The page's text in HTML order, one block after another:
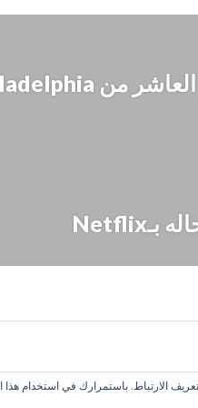
الارتباط. باستمرارك في استخدام هذا